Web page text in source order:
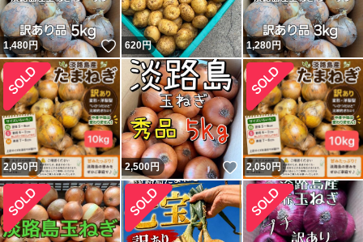
1,480円 いいね！
620円 1,280円
2,050円 2,500円 いいね！
2,050円